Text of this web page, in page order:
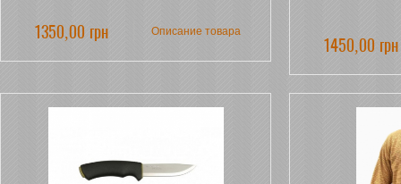
1350,00 грн Описание товара
1450,00 грн